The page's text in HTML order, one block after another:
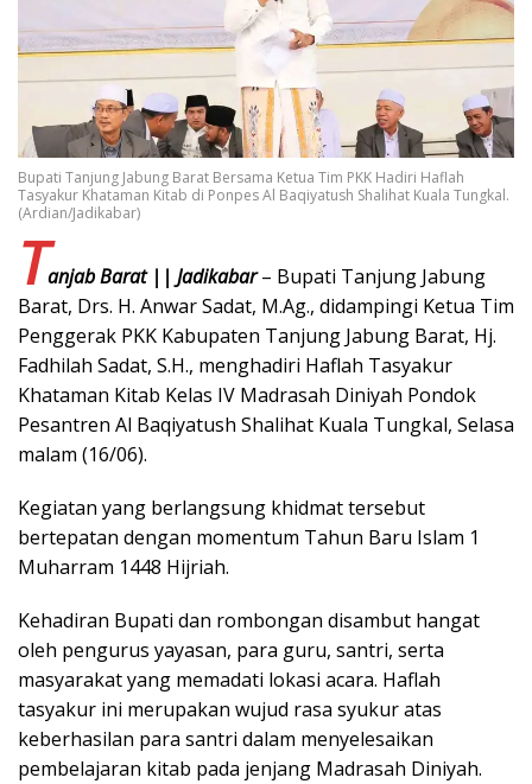
Bupati Tanjung Jabung Barat Bersama Ketua Tim PKK Hadiri Haflah
Tasyakur Khataman Kitab di Ponpes Al Baqiyatush Shalihat Kuala Tungkal.
(Ardian/Jadikabar)
Tanjab Barat || Jadikabar– Bupati Tanjung Jabung
Barat, Drs. H. Anwar Sadat, M.Ag., didampingi Ketua Tim
Penggerak PKK Kabupaten Tanjung Jabung Barat, Hj.
Fadhilah Sadat, S.H., menghadiri Haflah Tasyakur
Khataman Kitab Kelas IV Madrasah Diniyah Pondok
Pesantren Al Baqiyatush Shalihat Kuala Tungkal, Selasa
malam (16/06).
Kegiatan yang berlangsung khidmat tersebut
bertepatan dengan momentum Tahun Baru Islam 1
Muharram 1448 Hijriah.
Kehadiran Bupati dan rombongan disambut hangat
oleh pengurus yayasan, para guru, santri, serta
masyarakat yang memadati lokasi acara. Haflah
tasyakur ini merupakan wujud rasa syukur atas
keberhasilan para santri dalam menyelesaikan
pembelajaran kitab pada jenjang Madrasah Diniyah.